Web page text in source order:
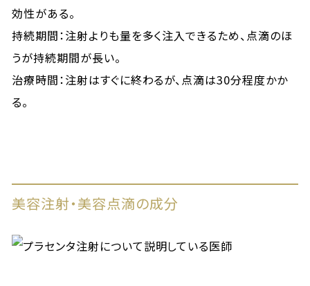
効性がある。
持続期間：注射よりも量を多く注入できるため、点滴のほ
うが持続期間が長い。
治療時間：注射はすぐに終わるが、点滴は30分程度かか
る。
美容注射・美容点滴の成分